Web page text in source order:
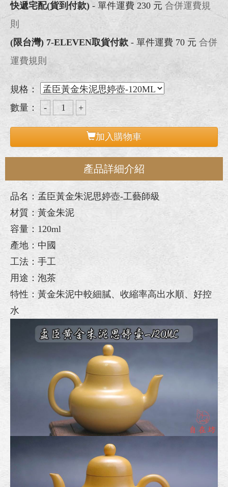
快遞宅配(貨到付款) - 單件運費 230 元 合併運費規
則
(限台灣) 7-ELEVEN取貨付款 - 單件運費 70 元 合併
運費規則
規格：
數量：
加入購物車
產品詳細介紹
品名：孟臣黃金朱泥思婷壺-工藝師級
材質：黃金朱泥
容量：120ml
產地：中國
工法：手工
用途：泡茶
特性：黃金朱泥中較細膩、收縮率高出水順、好控
水